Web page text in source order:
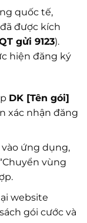
quốc tế,
được kích
gửi 9123).
hiện đăng ký
DK [Tên gói]
xác nhận đăng
ứng dụng,
vùng
website
gói cước và